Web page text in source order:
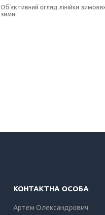
Об'єктивний огляд лінійки
зими.
Артем Олександрович